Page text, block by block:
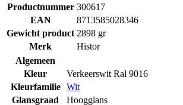
Productnummer 300617
EAN
8713585028346
Gewicht product 2898 gr
Merk
Histor
Algemeen
Kleur
Verkeerswit Ral 9016
Kleurfamilie
Wit
Glansgraad
Hoogglans